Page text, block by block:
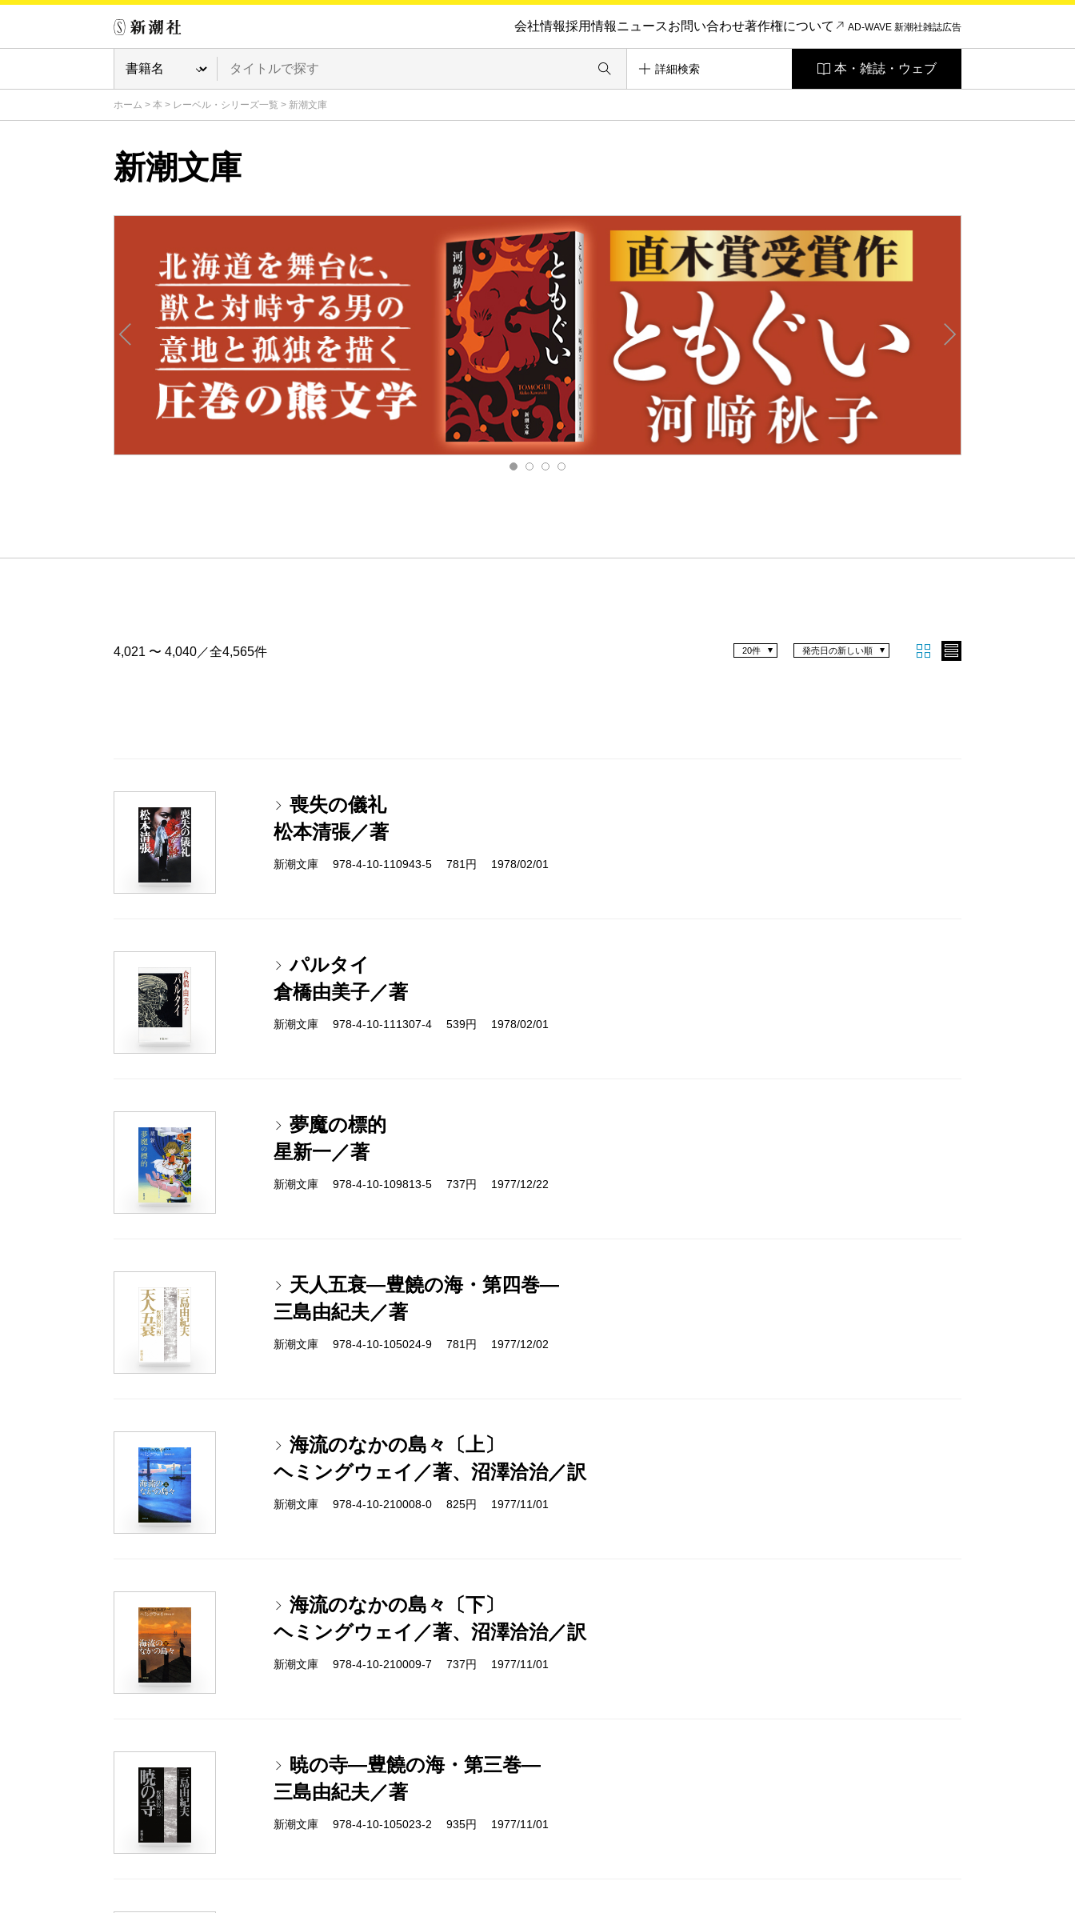
会社情報採用情報ニュースお問い合わせ著作権について AD-WAVE 新潮社雑誌広告
詳細検索 本・雑誌・ウェブ
ホーム > 本 > レーベル・シリーズ一覧 > 新潮文庫
新潮文庫
4,021 〜 4,040／全4,565件 発売日の新しい順
20件
喪失の儀礼
松本清張／著
新潮文庫 978-4-10-110943-5 781円 1978/02/01
パルタイ
倉橋由美子／著
新潮文庫 978-4-10-111307-4 539円 1978/02/01
夢魔の標的
星新一／著
新潮文庫 978-4-10-109813-5 737円 1977/12/22
天人五衰―豊饒の海・第四巻―
三島由紀夫／著
新潮文庫 978-4-10-105024-9 781円 1977/12/02
海流のなかの島々〔上〕
ヘミングウェイ／著、沼澤洽治／訳
新潮文庫 978-4-10-210008-0 825円 1977/11/01
海流のなかの島々〔下〕
ヘミングウェイ／著、沼澤洽治／訳
新潮文庫 978-4-10-210009-7 737円 1977/11/01
暁の寺―豊饒の海・第三巻―
三島由紀夫／著
新潮文庫 978-4-10-105023-2 935円 1977/11/01